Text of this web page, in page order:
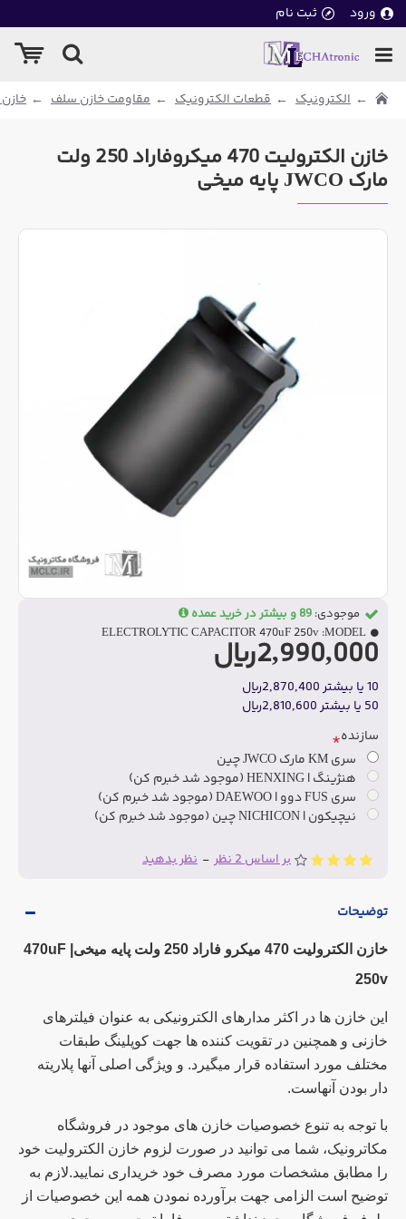
ورود ثبت نام
الکترونیک قطعات الکترونیک مقاومت خازن سلف
خازن الکترولیت 470 میکروفاراد 250 ولت
مارک JWCO پایه میخی
بر اساس 2 نظر - نظر بدهید
2,990,000ریال
10 یا بیشتر 2,870,400ریال
50 یا بیشتر 2,810,600ریال
موجودی: 89 و بیشتر در خرید عمده
MODEL:
ELECTROLYTIC CAPACITOR 470uF 250v
سازنده
سری KM مارک JWCO چین
هنژینگ | HENXING (موجود شد خبرم کن)
سری FUS دوو | DAEWOO (موجود شد خبرم کن)
نیچیکون | NICHICON چین (موجود شد خبرم کن)
توضیحات
خازن الکترولیت 470 میکرو فاراد 250 ولت پایه میخی 470uF
250v
این خازن ها در اکثر مدارهای الکترونیکی به عنوان فیلترهای
خازنی و همچنین در تقویت کننده ها جهت کوپلینگ طبقات
مختلف مورد استفاده قرار میگیرد. و ویژگی اصلی آنها پلاریته
دار بودن آنهاست.
با توجه به تنوع خصوصیات خازن های موجود در فروشگاه
مکاترونیک، شما می توانید در صورت لزوم خازن الکترولیت خود
را مطابق مشخصات مورد مصرف خود خریداری نمایید.لازم به
توضیح است الزامی جهت برآورده نمودن همه این خصوصیات از